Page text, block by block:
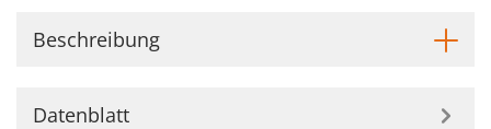
Beschreibung
Datenblatt